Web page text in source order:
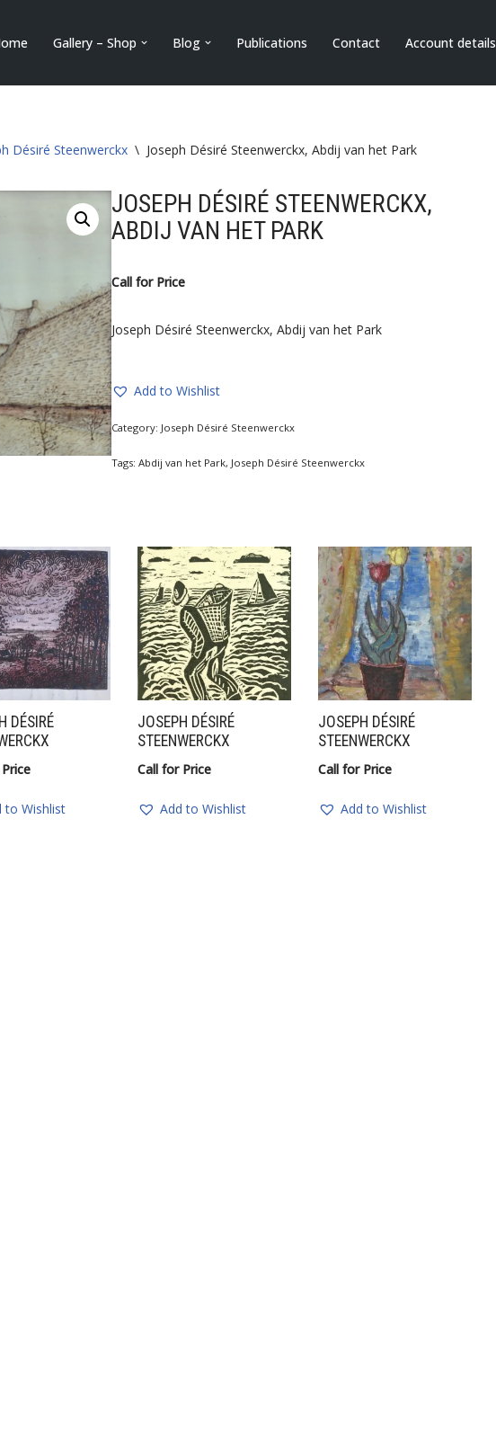
Gallery – Shop Blog Publications Contact Account details
Désiré Steenwerckx \ Joseph Désiré Steenwerckx, Abdij van het Park
JOSEPH DÉSIRÉ STEENWERCKX,
ABDIJ VAN HET PARK
Call for Price
Joseph Désiré Steenwerckx, Abdij van het Park
Add to Wishlist
Category: Joseph Désiré Steenwerckx
Tags:Abdij van het Park, Joseph Désiré Steenwerckx
DÉSIRÉ
to Wishlist
JOSEPH DÉSIRÉ
STEENWERCKX
Call for Price
Add to Wishlist
JOSEPH DÉSIRÉ
STEENWERCKX
Call for Price
Add to Wishlist